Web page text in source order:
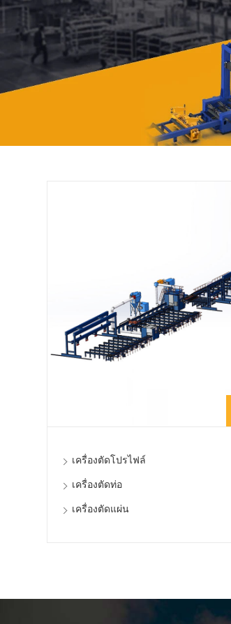
เครื่องตัดโปรไฟล์
เครื่องตัดท่อ
เครื่องตัดแผ่น